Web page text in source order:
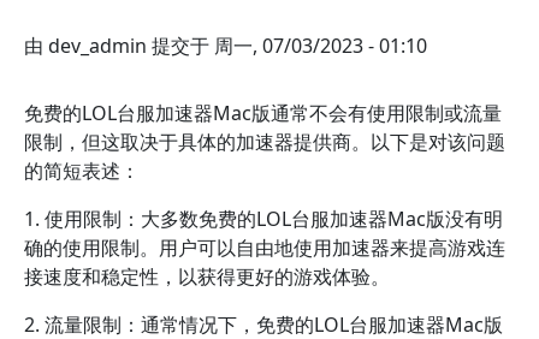
由 dev_admin 提交于 周一, 07/03/2023 - 01:10
免费的LOL台服加速器Mac版通常不会有使用限制或流量
限制，但这取决于具体的加速器提供商。以下是对该问题
的简短表述：
1. 使用限制：大多数免费的LOL台服加速器Mac版没有明
确的使用限制。用户可以自由地使用加速器来提高游戏连
接速度和稳定性，以获得更好的游戏体验。
2. 流量限制：通常情况下，免费的LOL台服加速器Mac版